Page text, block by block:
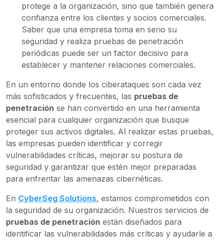
protege a la organización, sino que también genera
confianza entre los clientes y socios comerciales.
Saber que una empresa toma en serio su
seguridad y realiza pruebas de penetración
periódicas puede ser un factor decisivo para
establecer y mantener relaciones comerciales.
En un entorno donde los ciberataques son cada vez
más sofisticados y frecuentes, las pruebas de
penetración se han convertido en una herramienta
esencial para cualquier organización que busque
proteger sus activos digitales. Al realizar estas pruebas,
las empresas pueden identificar y corregir
vulnerabilidades críticas, mejorar su postura de
seguridad y garantizar que estén mejor preparadas
para enfrentar las amenazas cibernéticas.
En CyberSeg Solutions, estamos comprometidos con
la seguridad de su organización. Nuestros servicios de
pruebas de penetración están diseñados para
identificar las vulnerabilidades más críticas y ayudarle a